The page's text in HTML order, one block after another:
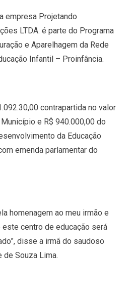
empresa Projetando
LTDA. é parte do Programa
e Aparelhagem da Rede
Infantil – Proinfância.
contrapartida no valor
e R$ 940.000,00 do
da Educação
emenda parlamentar do
homenagem ao meu irmão e
centro de educação será
disse a irmã do saudoso
Souza Lima.